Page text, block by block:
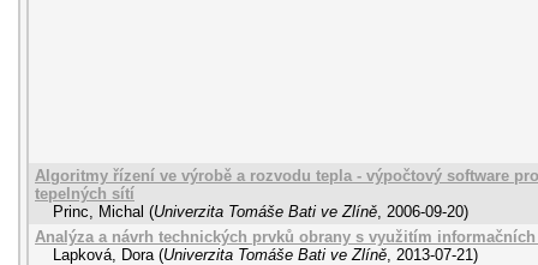
Algoritmy řízení ve výrobě a rozvodu tepla - výpočtový software
tepelných sítí
Princ, Michal (Univerzita Tomáše Bati ve Zlíně, 2006-09-20)
Analýza a návrh technických prvků obrany s využitím
Lapková, Dora (Univerzita Tomáše Bati ve Zlíně, 2013-07-21)